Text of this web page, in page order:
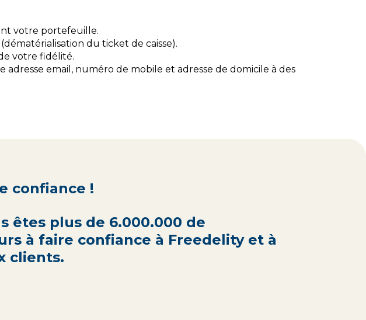
votre portefeuille.
du ticket de caisse).
votre fidélité.
email, numéro de mobile et adresse de domicile à des
confiance !
êtes plus de 6.000.000 de
à faire confiance à Freedelity et à
clients.